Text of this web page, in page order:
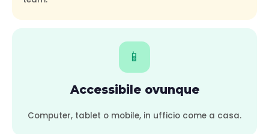
📱
Accessibile ovunque
Computer, tablet o mobile, in ufficio come a casa.